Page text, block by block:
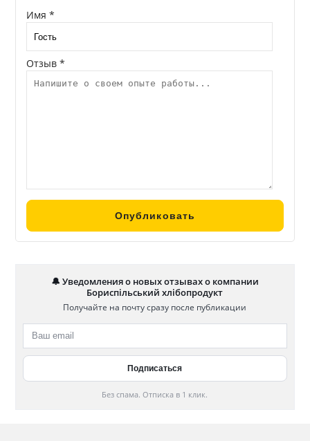
Имя *
Отзыв *
🔔 Уведомления о новых отзывах о компании
Бориспільський хлібопродукт
Получайте на почту сразу после публикации
Без спама. Отписка в 1 клик.